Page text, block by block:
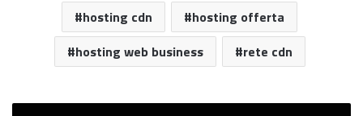
hosting cdn
hosting offerta
hosting web business
rete cdn